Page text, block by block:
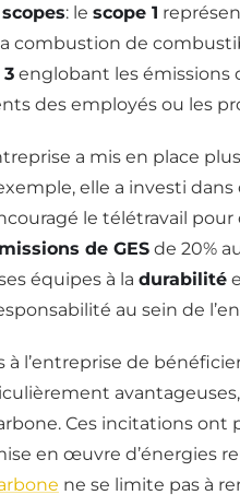
scopes: le scope 1
combustion de
englobant les émissions
des employés ou les
a mis en place
elle a investi
le télétravail
de GES de 20%
équipes à la durabilité
au sein de
à l’entreprise de
Ces incitations ont
en œuvre d’énergies
ne se limite pas à